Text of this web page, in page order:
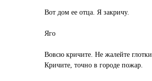
Вот дом ее отца. Я закричу.
Яго
Вовсю кричите. Не жалейте глотки.
Кричите, точно в городе пожар.